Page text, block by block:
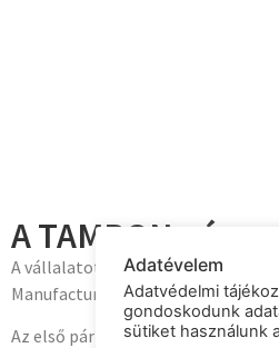
A TAMRON név
A vállalatot Takeyuki Arai
Manufacturing néven alapította.
Az első pár évben azonban
Adatévelem
Adatvédelmi
gondoskodunk
sütiket használunk